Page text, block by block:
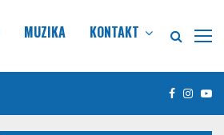
MUZIKA KONTAKT
Facebook